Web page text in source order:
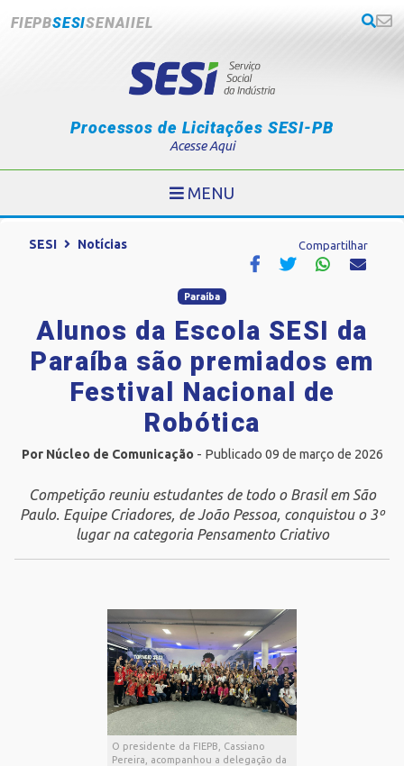
FIEPBSESISENAIIEL
Processos de Licitações SESI-PB
Acesse Aqui
MENU
SESI Notícias Compartilhar
Paraíba
Alunos da Escola SESI da
Paraíba são premiados em
Festival Nacional de
Robótica
Por Núcleo de Comunicação- Publicado 09 de março de 2026
Competição reuniu estudantes de todo o Brasil em São
Paulo. Equipe Criadores, de João Pessoa, conquistou o 3º
lugar na categoria Pensamento Criativo
O presidente da FIEPB, Cassiano
Pereira, acompanhou a delegação da